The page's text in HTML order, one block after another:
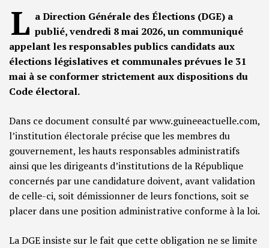
L a Direction Générale des Élections (DGE) a
publié, vendredi 8 mai 2026, un communiqué
appelant les responsables publics candidats aux
élections législatives et communales prévues le 31
mai à se conformer strictement aux dispositions du
Code électoral.
Dans ce document consulté par www.guineeactuelle.com,
l’institution électorale précise que les membres du
gouvernement, les hauts responsables administratifs
ainsi que les dirigeants d’institutions de la République
concernés par une candidature doivent, avant validation
de celle-ci, soit démissionner de leurs fonctions, soit se
placer dans une position administrative conforme à la loi.
La DGE insiste sur le fait que cette obligation ne se limite